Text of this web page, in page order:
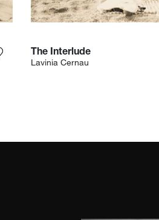
Ajouter la photographie à ma wishlist
The Interlude
Lavinia Cernau